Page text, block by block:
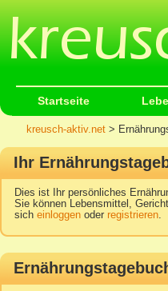
Startseite
kreusch-aktiv.net >
Ihr
Dies ist Ihr persönliches
Sie können Lebensmittel,
sich einloggen oder registrieren.